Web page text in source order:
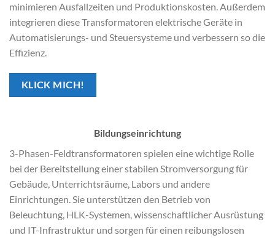
minimieren Ausfallzeiten und Produktionskosten. Außerdem
integrieren diese Transformatoren elektrische Geräte in
Automatisierungs- und Steuersysteme und verbessern so die
Effizienz.
KLICK MICH!
Bildungseinrichtung
3-Phasen-Feldtransformatoren spielen eine wichtige Rolle
bei der Bereitstellung einer stabilen Stromversorgung für
Gebäude, Unterrichtsräume, Labors und andere
Einrichtungen. Sie unterstützen den Betrieb von
Beleuchtung, HLK-Systemen, wissenschaftlicher Ausrüstung
und IT-Infrastruktur und sorgen für einen reibungslosen